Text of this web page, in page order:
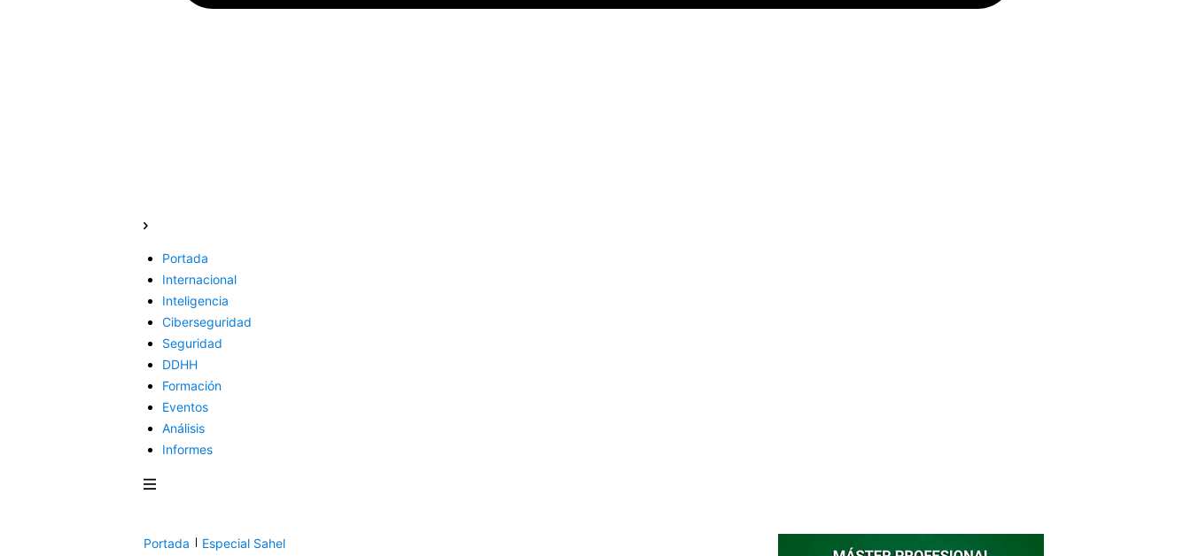
Portada
Internacional
Inteligencia
Ciberseguridad
Seguridad
DDHH
Formación
Eventos
Análisis
Informes
Portada Especial Sahel